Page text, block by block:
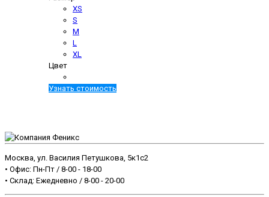
XS
S
M
L
XL
Цвет
Узнать стоимость
Москва, ул. Василия Петушкова, 5к1с2
• Офис: Пн-Пт / 8-00 - 18-00
• Склад: Ежедневно / 8-00 - 20-00